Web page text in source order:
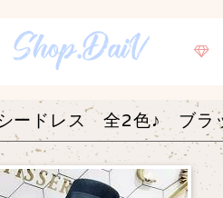
ードレス 全2色♪ ブラ